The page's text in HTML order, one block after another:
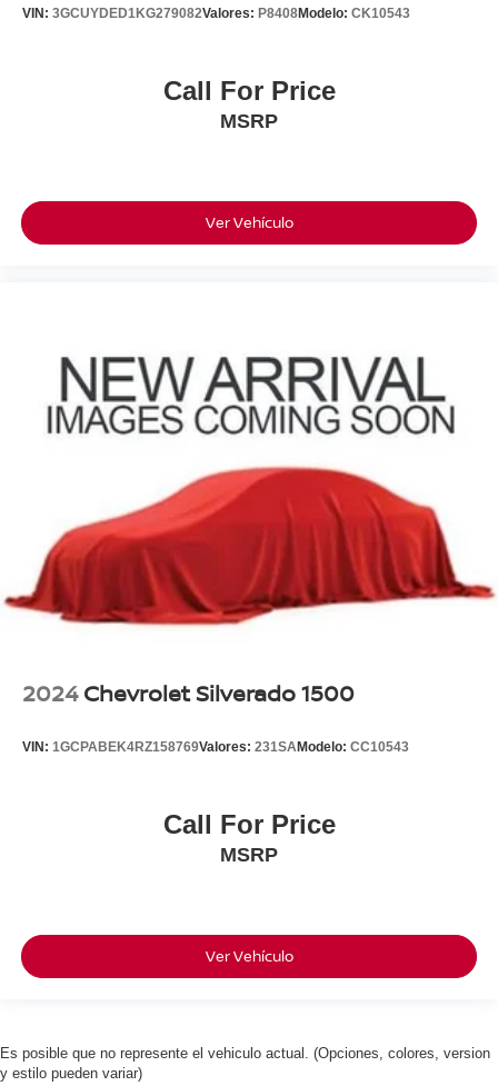
VIN: 3GCUYDED1KG279082Valores: P8408Modelo: CK10543
Call For Price
MSRP
Ver Vehículo
2024 Chevrolet Silverado 1500
VIN: 1GCPABEK4RZ158769Valores: 231SAModelo: CC10543
Call For Price
MSRP
Ver Vehículo
Es posible que no represente el vehiculo actual. (Opciones, colores, version
y estilo pueden variar)